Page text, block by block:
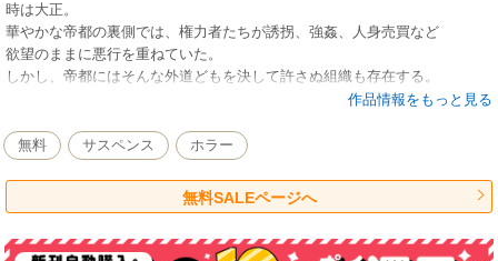
時は大正。
華やかな帝都の裏側では、権力者たちが誘拐、強姦、人身売買など
欲望のままに悪行を重ねていた。
しかし、帝都にはそんな外道どもを決して許さぬ組織も存在する。
不条理が渦巻く現代社会で、
目の前の相手を●したいと思ったあなたへ贈る、
痛快無比な大正ダークヒーローストーリー、ここに開幕！
作品情報をもっと見る
無料 サスペンス ホラー
無料SALEページへ